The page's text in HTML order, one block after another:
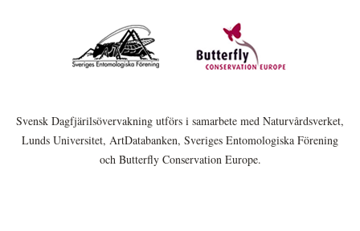
Svensk Dagfjärilsövervakning utförs i samarbete med Naturvårdsverket,
Lunds Universitet, ArtDatabanken, Sveriges Entomologiska Förening
och Butterfly Conservation Europe.